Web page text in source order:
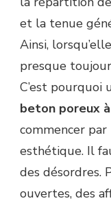
et la tenue
Ainsi,
presque
C’est pourquoi
beton poreux
commencer
esthétique. Il
des désordres.
ouvertes, des